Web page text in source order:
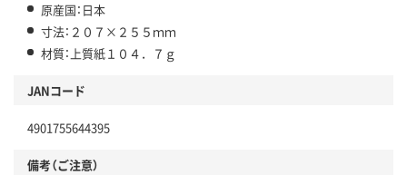
原産国：日本
寸法：２０７×２５５ｍｍ
材質：上質紙１０４．７ｇ
JANコード
4901755644395
備考（ご注意）